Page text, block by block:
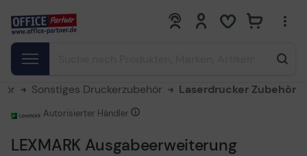
0 0
Sonstiges Druckerzubehör Laserdrucker Zubehör
LEXMARK Ausgabeerweiterung
Autorisierter Händler